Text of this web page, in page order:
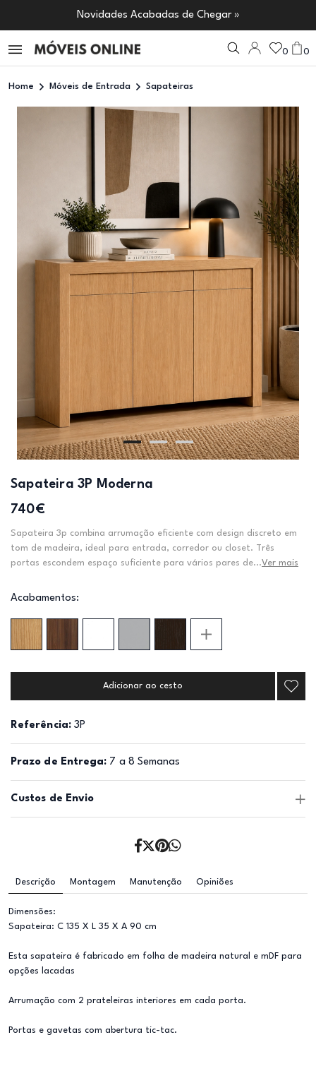
Novidades Acabadas de Chegar »
0 0
Home Móveis de Entrada Sapateiras
Sapateira 3P Moderna
740€
Sapateira 3p combina arrumação eficiente com design discreto em
tom de madeira, ideal para entrada, corredor ou closet. Três
portas escondem espaço suficiente para vários pares de...Ver mais
Acabamentos:
Adicionar ao cesto
Referência: 3P
Prazo de Entrega: 7 a 8 Semanas
Custos de Envio
Descrição Montagem Manutenção Opiniões
Dimensões:
Sapateira: C 135 X L 35 X A 90 cm
Esta sapateira é fabricado em folha de madeira natural e mDF para
opções lacadas
Arrumação com 2 prateleiras interiores em cada porta.
Portas e gavetas com abertura tic-tac.